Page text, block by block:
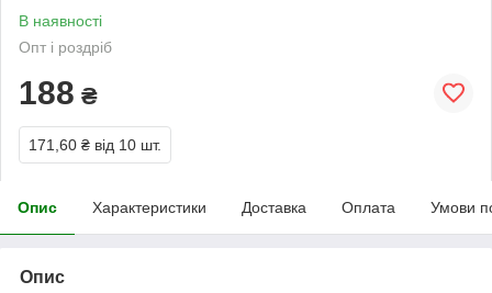
В наявності
Опт і роздріб
188 ₴
171,60 ₴ від 10 шт.
Опис Характеристики Доставка Оплата Умови
Опис